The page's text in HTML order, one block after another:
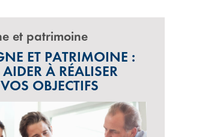
et patrimoine
ET PATRIMOINE :
À RÉALISER
OBJECTIFS